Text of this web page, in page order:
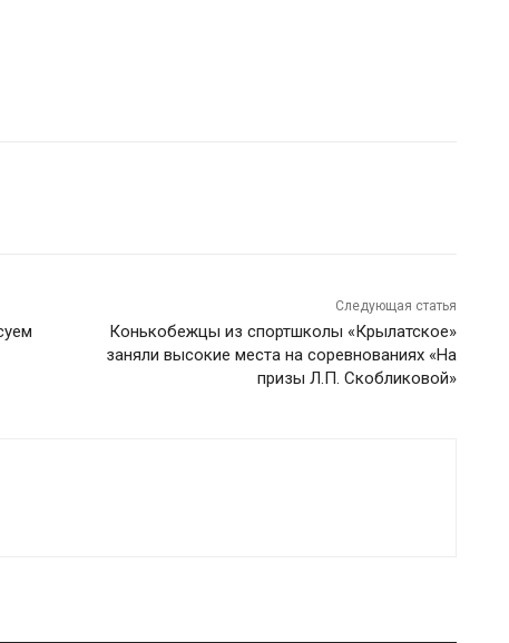
Следующая статья
Конькобежцы из спортшколы «Крылатское»
заняли высокие места на соревнованиях «На
призы Л.П. Скобликовой»